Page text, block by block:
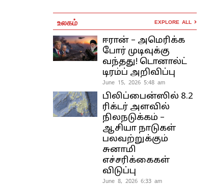
உலகம் EXPLORE ALL
ஈரான் – அமெரிக்க
போர் முடிவுக்கு
வந்தது! டொனால்ட்
டிரம்ப் அறிவிப்பு
June 15, 2026 5:48 am
பிலிப்பைன்ஸில் 8.2
ரிக்டர் அளவில்
நிலநடுக்கம் –
ஆசியா நாடுகள்
பலவற்றுக்கும்
சுனாமி
எச்சரிக்கைகள்
விடுப்பு
June 8, 2026 6:33 am